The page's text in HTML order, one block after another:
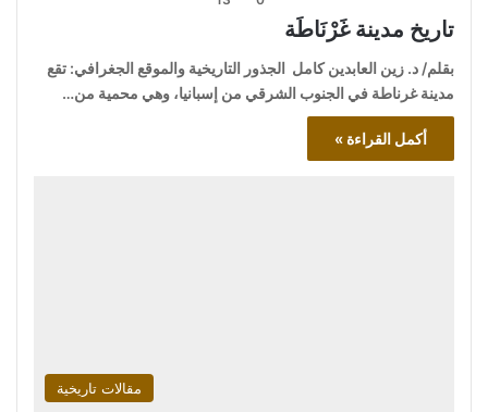
تاريخ مدينة غَرْنَاطَة
بقلم/ د. زين العابدين كامل الجذور التاريخية والموقع الجغرافي: تقع
مدينة غرناطة في الجنوب الشرقي من إسبانيا، وهي محمية من…
أكمل القراءة »
مقالات تاريخية